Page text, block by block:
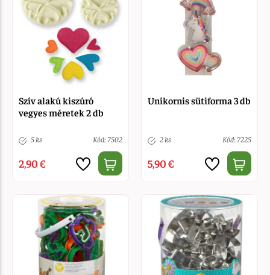
Szív alakú kiszúró
vegyes méretek 2 db
5 ks Kód: 7502
2,90 €
Unikornis sütiforma 3 db
2 ks Kód: 7225
5,90 €